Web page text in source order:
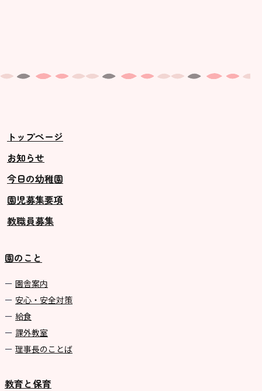
トップページ
お知らせ
今日の幼稚園
園児募集要項
教職員募集
園のこと
園舎案内
安心・安全対策
給食
課外教室
理事長のことば
教育と保育